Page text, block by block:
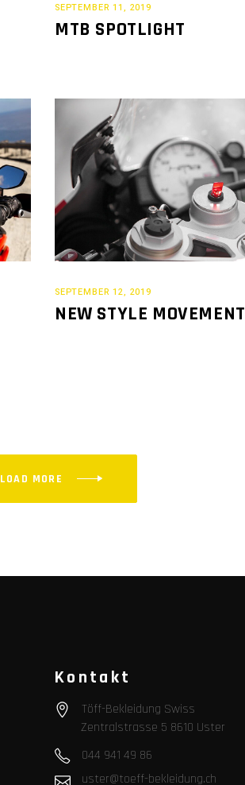
SEPTEMBER 11, 2019
MTB SPOTLIGHT
SEPTEMBER 12, 2019
NEW STYLE MOVEMENT
LOAD MORE
Kontakt
Töff-Bekleidung Swiss
Zentralstrasse 5 8610 Uster
044 941 49 86
uster@toeff-bekleidung.ch